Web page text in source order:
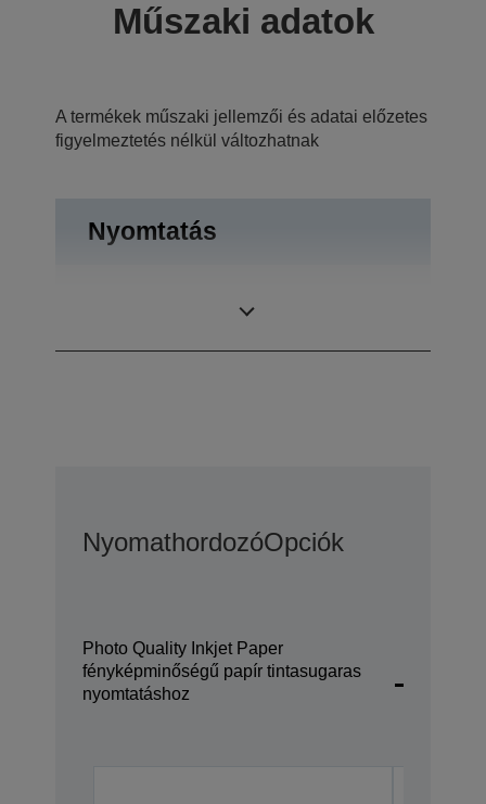
Műszaki adatok
A termékek műszaki jellemzői és adatai előzetes
figyelmeztetés nélkül változhatnak
Nyomtatás
NyomathordozóOpciók
Photo Quality Inkjet Paper
fényképminőségű papír tintasugaras
nyomtatáshoz